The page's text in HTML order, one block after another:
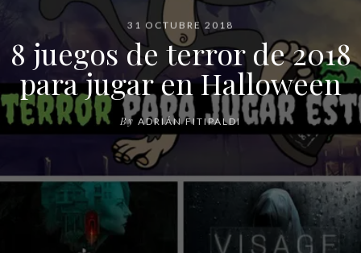
31 OCTUBRE 2018
8 juegos de terror de 2018
para jugar en Halloween
By ADRIÁN FITIPALDI